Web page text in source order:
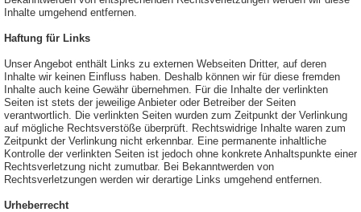
Inhalte umgehend entfernen.
Haftung für Links
Unser Angebot enthält Links zu externen Webseiten Dritter, auf deren
Inhalte wir keinen Einfluss haben. Deshalb können wir für diese fremden
Inhalte auch keine Gewähr übernehmen. Für die Inhalte der verlinkten
Seiten ist stets der jeweilige Anbieter oder Betreiber der Seiten
verantwortlich. Die verlinkten Seiten wurden zum Zeitpunkt der Verlinkung
auf mögliche Rechtsverstöße überprüft. Rechtswidrige Inhalte waren zum
Zeitpunkt der Verlinkung nicht erkennbar. Eine permanente inhaltliche
Kontrolle der verlinkten Seiten ist jedoch ohne konkrete Anhaltspunkte einer
Rechtsverletzung nicht zumutbar. Bei Bekanntwerden von
Rechtsverletzungen werden wir derartige Links umgehend entfernen.
Urheberrecht